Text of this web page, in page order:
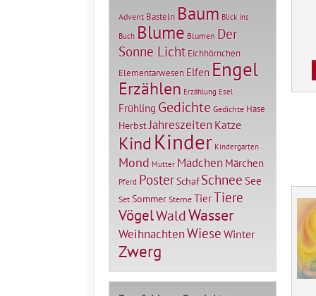
Advent Basteln Baum Blick ins
Buch Blume Blumen Der
Sonne Licht Eichhörnchen
Elementarwesen Elfen Engel
Erzählen Erzählung Esel
Frühling Gedichte Gedichte Hase
HerbstJahreszeiten Katze
KindKinder Kindergarten
Mond Mutter Mädchen Märchen
Pferd PosterSchaf Schnee See
Set Sommer Sterne TierTiere
VögelWaldWasser
WeihnachtenWiese Winter
Zwerg